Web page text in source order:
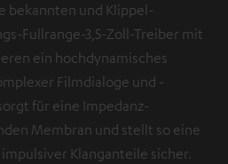
bekannten und Klippel-
Fullrange-3,5-Zoll-Treiber mit
ein hochdynamisches
Filmdialoge und -
für eine Impedanz-
Membran und stellt so eine
Klanganteile sicher.